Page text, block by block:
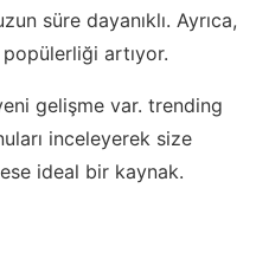
süre dayanıklı. Ayrıca,
artıyor.
gelişme var. trending
inceleyerek size
ideal bir kaynak.